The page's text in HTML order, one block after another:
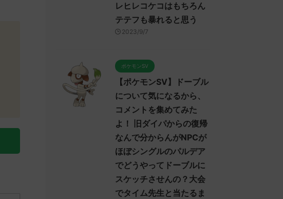
レヒレコケコはもちろん
テテフも暴れると思う
2023/9/7
ポケモンSV
【ポケモンSV】ドーブル
について気になるから、
コメントを集めてみた
よ！ 旧ダイパからの復帰
なんで分からんがNPCが
ほぼシングルのパルデア
でどうやってドーブルに
スケッチさせんの？大会
でタイム先生と当たるま